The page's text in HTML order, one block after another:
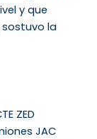
y que
sostuvo la
ZED
JAC